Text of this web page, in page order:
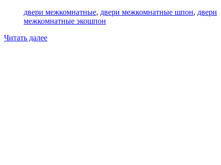
двери межкомнатные, двери межкомнатные шпон, двери
межкомнатные экошпон
Читать далее